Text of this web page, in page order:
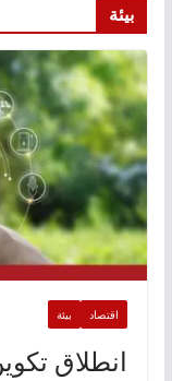
بيئة
اقتصاد بيئة